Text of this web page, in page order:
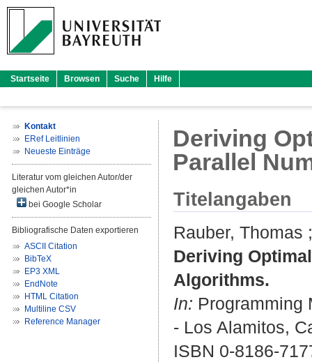
Startseite Browsen Suche Hilfe
Kontakt
ERef Leitlinien
Neueste Einträge
Literatur vom gleichen Autor/der
gleichen Autor*in
bei Google Scholar
Bibliografische Daten exportieren
ASCII Citation
BibTeX
EP3 XML
EndNote
HTML Citation
Multiline CSV
Reference Manager
Deriving
Parallel
Titelangaben
Rauber, Thomas
Deriving
Algorithms.
In: Programming
- Los Alamitos,
ISBN 0-8186-